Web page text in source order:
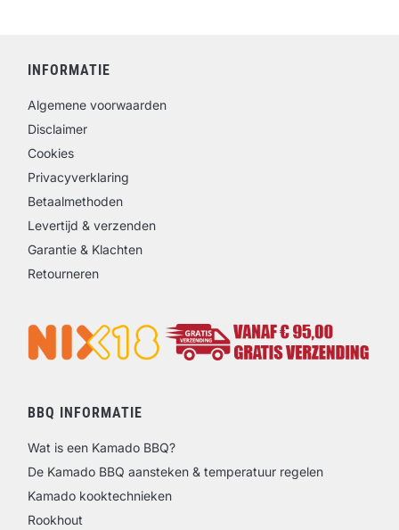
INFORMATIE
Algemene voorwaarden
Disclaimer
Cookies
Privacyverklaring
Betaalmethoden
Levertijd & verzenden
Garantie & Klachten
Retourneren
BBQ INFORMATIE
Wat is een Kamado BBQ?
De Kamado BBQ aansteken & temperatuur regelen
Kamado kooktechnieken
Rookhout